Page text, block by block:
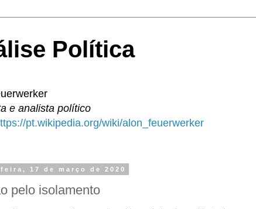
Política
e analista político
pt.wikipedia.org/wiki/alon_feuerwerker
17 de março de 2020
pelo isolamento